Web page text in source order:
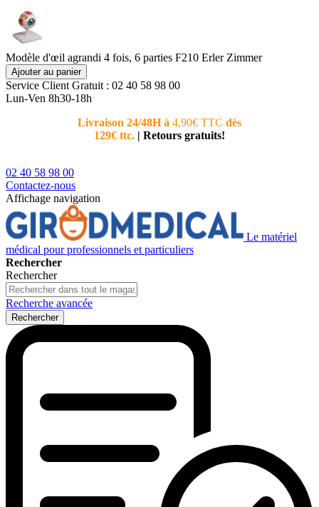
Modèle d'œil agrandi 4 fois, 6 parties F210 Erler Zimmer
Ajouter au panier
Service Client Gratuit : 02 40 58 98 00
Lun-Ven 8h30-18h
Livraison 24/48H à 4,90€ TTC dès
129€ ttc. | Retours gratuits!
02 40 58 98 00
Contactez-nous
Affichage navigation
Le matériel
médical pour professionnels et particuliers
Rechercher
Rechercher
Recherche avancée
Rechercher